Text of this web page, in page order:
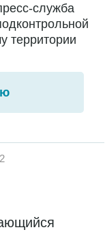
служба
территории